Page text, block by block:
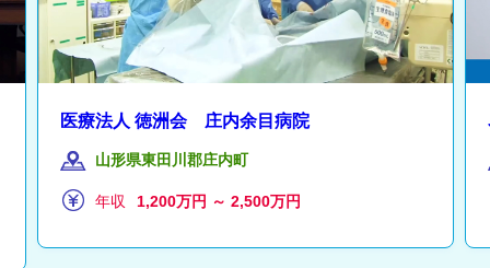
医療法人 徳洲会 庄内余目病院
山形県東田川郡庄内町
年収 1,200万円 ～ 2,500万円